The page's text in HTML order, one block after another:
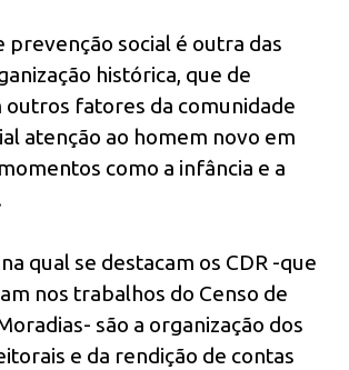
prevenção social é outra das
histórica, que de
outros fatores da comunidade
atenção ao homem novo em
como a infância e a
qual se destacam os CDR -que
nos trabalhos do Censo de
são a organização dos
e da rendição de contas